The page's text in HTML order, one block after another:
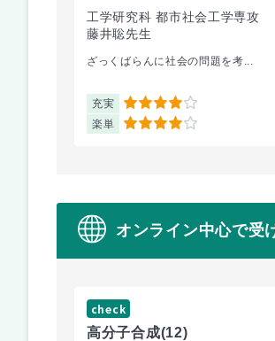
工学研究科 都市社会工学専攻
藤井聡先生
ざっくばらんに社会の問題を考...
充実 4
楽単 4
オンライン中心で受
check
高分子合成(12)